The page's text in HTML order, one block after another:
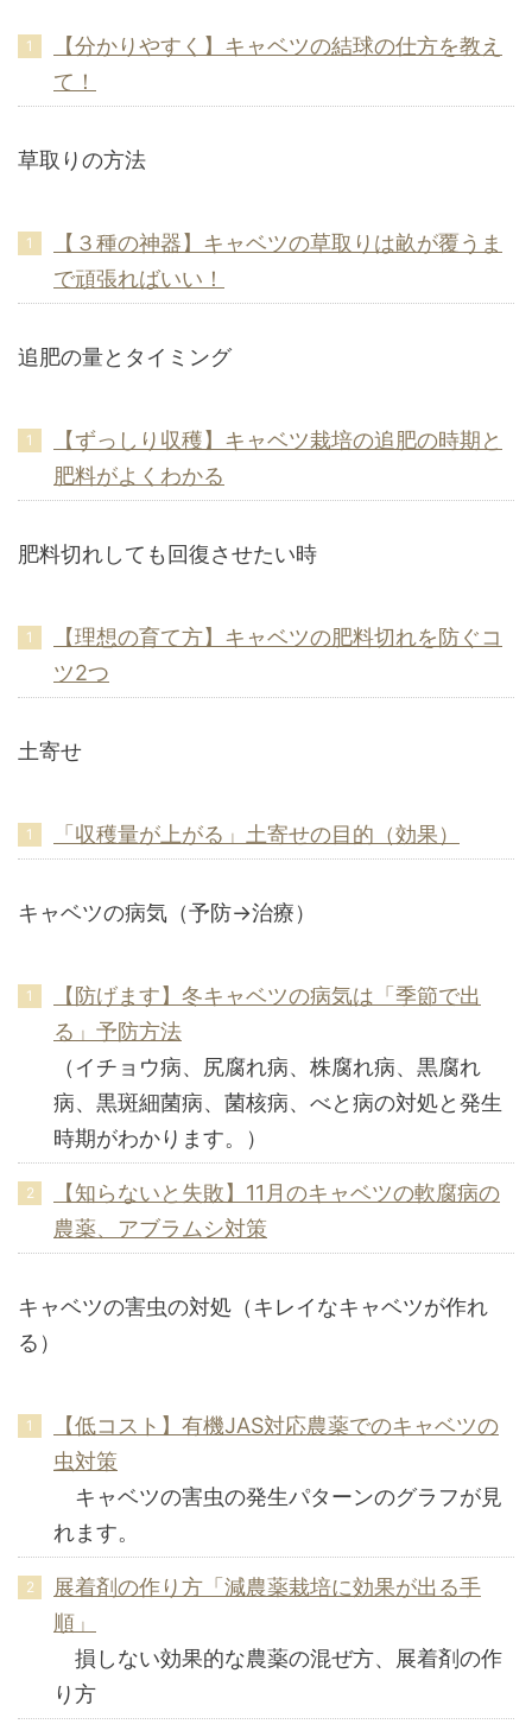
【分かりやすく】キャベツの結球の仕方を教え
て！
草取りの方法
【３種の神器】キャベツの草取りは畝が覆うま
で頑張ればいい！
追肥の量とタイミング
【ずっしり収穫】キャベツ栽培の追肥の時期と
肥料がよくわかる
肥料切れしても回復させたい時
【理想の育て方】キャベツの肥料切れを防ぐコ
ツ2つ
土寄せ
「収穫量が上がる」土寄せの目的（効果）
キャベツの病気（予防→治療）
【防げます】冬キャベツの病気は「季節で出
る」予防方法
（イチョウ病、尻腐れ病、株腐れ病、黒腐れ
病、黒斑細菌病、菌核病、べと病の対処と発生
時期がわかります。）
【知らないと失敗】11月のキャベツの軟腐病の
農薬、アブラムシ対策
キャベツの害虫の対処（キレイなキャベツが作れ
る）
【低コスト】有機JAS対応農薬でのキャベツの
虫対策
キャベツの害虫の発生パターンのグラフが見
れます。
展着剤の作り方「減農薬栽培に効果が出る手
順」
損しない効果的な農薬の混ぜ方、展着剤の作
り方